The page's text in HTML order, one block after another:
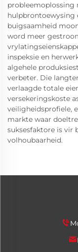
hulpbrontoewysing
buigsaamheid
word meer
inspeksie en
algehele
verbeter. Die
verlaagde totale
versekeringskoste
veiligheidsprofiele,
markte waar
suksesfaktore is vir
volhoubaarheid.